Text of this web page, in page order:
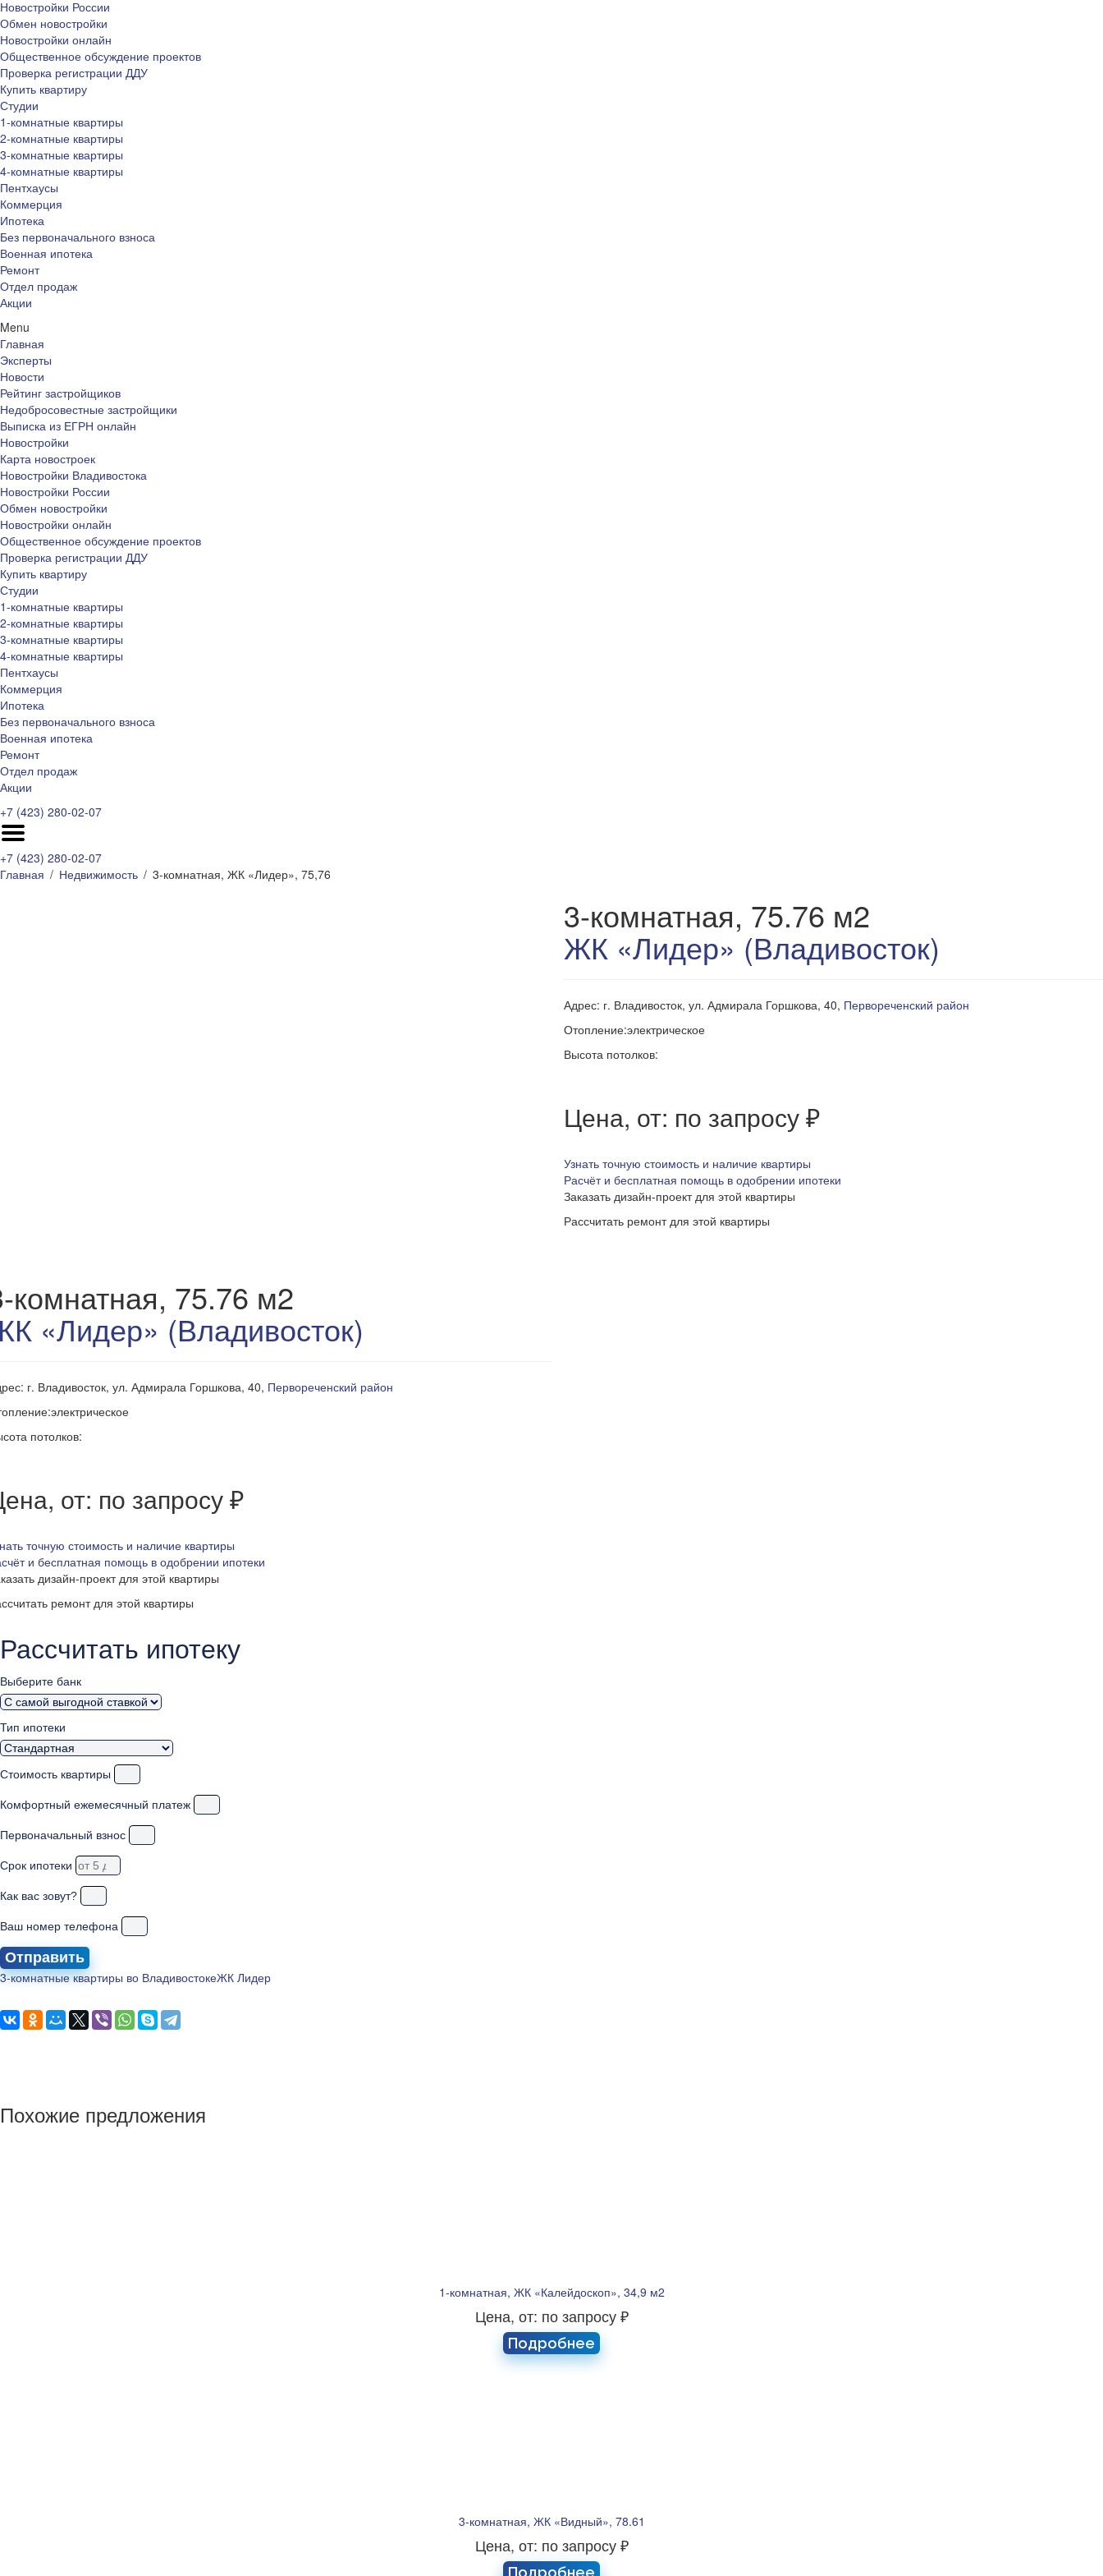
Новостройки России
Обмен новостройки
Новостройки онлайн
Общественное обсуждение проектов
Проверка регистрации ДДУ
Купить квартиру
Студии
1-комнатные квартиры
2-комнатные квартиры
3-комнатные квартиры
4-комнатные квартиры
Пентхаусы
Коммерция
Ипотека
Без первоначального взноса
Военная ипотека
Ремонт
Отдел продаж
Акции
Menu
Главная
Эксперты
Новости
Рейтинг застройщиков
Недобросовестные застройщики
Выписка из ЕГРН онлайн
Новостройки
Карта новостроек
Новостройки Владивостока
Новостройки России
Обмен новостройки
Новостройки онлайн
Общественное обсуждение проектов
Проверка регистрации ДДУ
Купить квартиру
Студии
1-комнатные квартиры
2-комнатные квартиры
3-комнатные квартиры
4-комнатные квартиры
Пентхаусы
Коммерция
Ипотека
Без первоначального взноса
Военная ипотека
Ремонт
Отдел продаж
Акции
+7 (423) 280-02-07
+7 (423) 280-02-07
Главная
Недвижимость 3-комнатная, ЖК «Лидер», 75,76
комнатная, 75.76 м2
«Лидер» (Владивосток)
г. Владивосток, ул. Адмирала Горшкова, 40, Первореченский район
потолков:
от: по запросу ₽
точную стоимость и наличие квартиры
и бесплатная помощь в одобрении ипотеки
дизайн-проект для этой квартиры
ремонт для этой квартиры
Рассчитать ипотеку
Выберите банк
Тип ипотеки
Стоимость квартиры
Комфортный ежемесячный платеж
Первоначальный взнос
Срок ипотеки
Как вас зовут?
Ваш номер телефона
Отправить
3-комнатные квартиры во ВладивостокеЖК Лидер
3-комнатная, 75.76 м2
ЖК «Лидер» (Владивосток)
Адрес: г. Владивосток, ул. Адмирала Горшкова, 40, Первореченский район
Отопление:электрическое
Высота потолков:
Цена, от: по запросу ₽
Узнать точную стоимость и наличие квартиры
Расчёт и бесплатная помощь в одобрении ипотеки
Заказать дизайн-проект для этой квартиры
Рассчитать ремонт для этой квартиры
Похожие предложения
1-комнатная, ЖК «Калейдоскоп», 34,9 м2
Цена, от: по запросу ₽
Подробнее
3-комнатная, ЖК «Видный», 78.61
Цена, от: по запросу ₽
Подробнее